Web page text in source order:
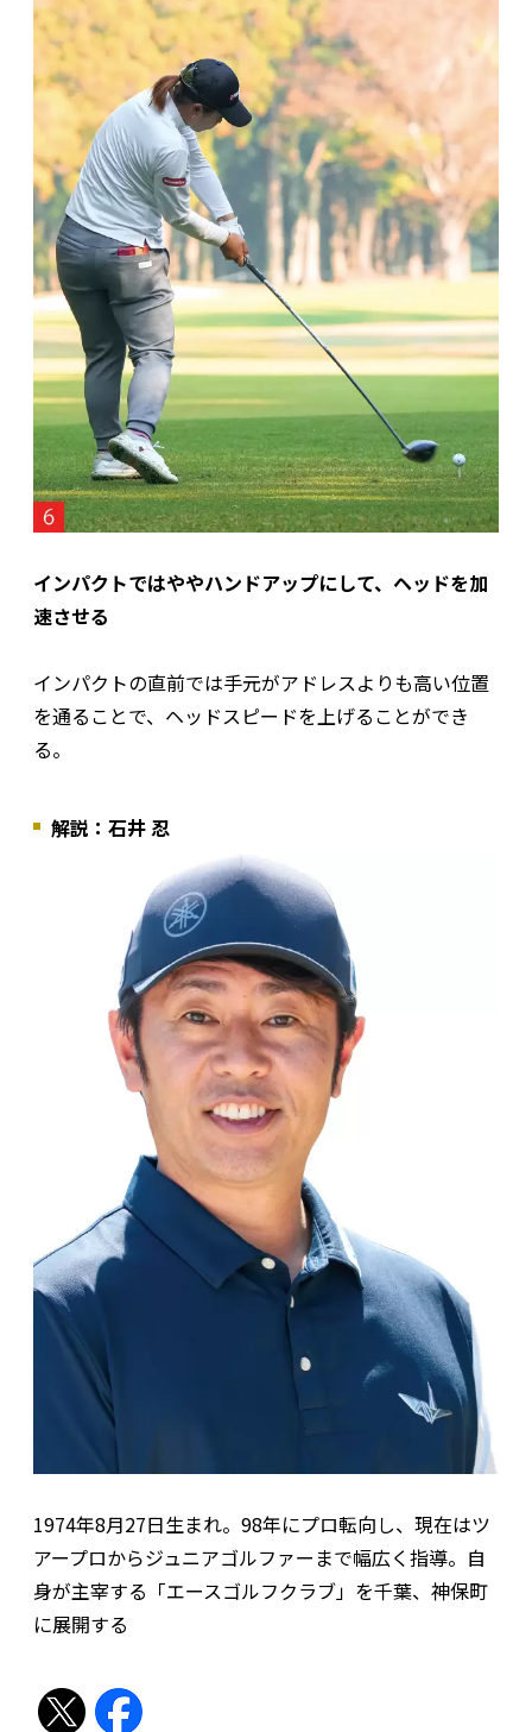
インパクトではややハンドアップにして、ヘッドを加
速させる
インパクトの直前では手元がアドレスよりも高い位置
を通ることで、ヘッドスピードを上げることができ
る。
解説：石井 忍
1974年8月27日生まれ。98年にプロ転向し、現在はツ
アープロからジュニアゴルファーまで幅広く指導。自
身が主宰する「エースゴルフクラブ」を千葉、神保町
に展開する